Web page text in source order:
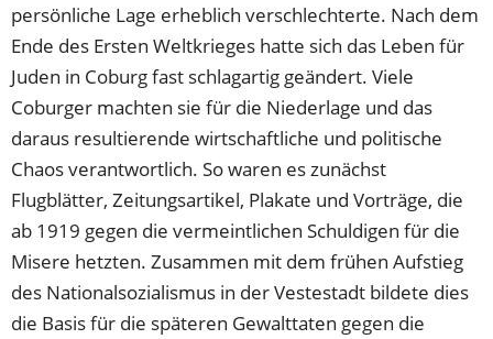
persönliche Lage erheblich verschlechterte. Nach dem
Ende des Ersten Weltkrieges hatte sich das Leben für
Juden in Coburg fast schlagartig geändert. Viele
Coburger machten sie für die Niederlage und das
daraus resultierende wirtschaftliche und politische
Chaos verantwortlich. So waren es zunächst
Flugblätter, Zeitungsartikel, Plakate und Vorträge, die
ab 1919 gegen die vermeintlichen Schuldigen für die
Misere hetzten. Zusammen mit dem frühen Aufstieg
des Nationalsozialismus in der Vestestadt bildete dies
die Basis für die späteren Gewalttaten gegen die